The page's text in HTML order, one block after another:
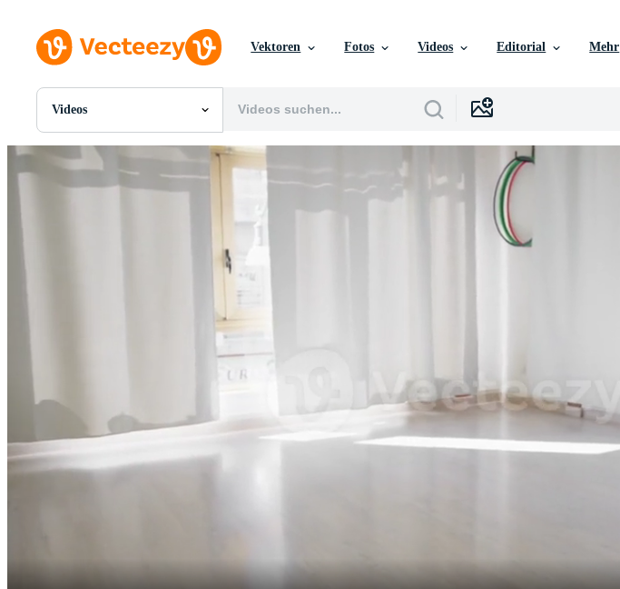
Vektoren Fotos Videos Editorial Mehr
Videos
Alle Bilder
Fotos
PNGs
PSDs